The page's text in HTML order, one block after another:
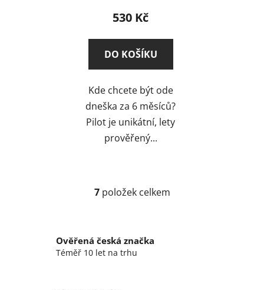
hodnocení
je
5,0
5
hvězdiček.
530 Kč
DO KOŠÍKU
Kde chcete být ode
dneška za 6 měsíců?
Pilot je unikátní, lety
prověřený...
O
á
d
7položek celkem
Ověřená česká značka
Téměř 10 let na trhu